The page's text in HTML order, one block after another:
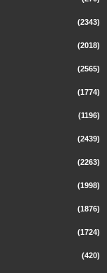
(2343)
(2018)
(2565)
(1774)
(1196)
(2439)
(2263)
(1998)
(1876)
(1724)
(420)